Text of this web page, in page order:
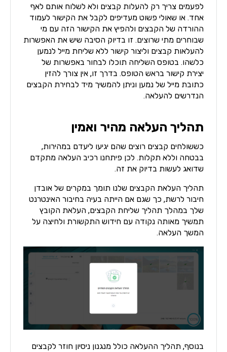
לפעמים צריך רק להעלות קבצים ולא לשלוח אותם לאף
אחד. או שאולי פשוט מעדיפים לקבל את הקישור לעמוד
ההורדה של הקבצים ולהפיץ את הקישור הזה עם מי
שבוחרים מתי שרוצים. זו בדיוק הסיבה שיש את האפשרות
להעלאות קבצים וליצור קישור ללא שליחת מייל לנמען
כלשהו. בטופס השליחה תוכלו לבחור באפשרות של
יצירת קישור בראש הטופס. בדרך זו, אין צורך להזין
כתובת מייל של נמען וניתן להמשיך מיד לבחירת הקבצים
הנדרשים להעלאה.
תהליך העלאה מהיר ואמין
כששולחים קבצים רוצים שהם יגיעו ליעדם במהירות,
בבטחה וללא תקלות. לכן פיתחנו רכיב העלאה מתקדם
שדואג לעשות בדיוק את זה.
תהליך העלאת הקבצים שלנו תומך במקרים של אובדן
חיבור לרשת, כך שגם אם הייתה בעיה בחיבור האינטרנט
שלך במהלך תהליך שליחת הקבצים, העלאת הקובץ
תמשיך מאותה נקודה עם חידוש התקשורת ולחיצה על
המשך העלאה.
בנוסף, תהליך ההעלאה כולל מנגנון ניסיון חוזר לקבצים